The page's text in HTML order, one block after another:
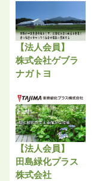
【法人会員】
株式会社ゲブラ
ナガトヨ
【法人会員】
田島緑化プラス
株式会社